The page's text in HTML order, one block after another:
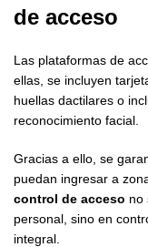
de acceso
Las plataformas de
ellas, se incluyen
huellas dactilares o
reconocimiento facial.
Gracias a ello, se
puedan ingresar a
control de acceso no
personal, sino en
integral.